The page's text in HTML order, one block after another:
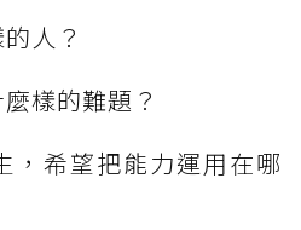
人？
樣的難題？
，希望把能力運用在哪